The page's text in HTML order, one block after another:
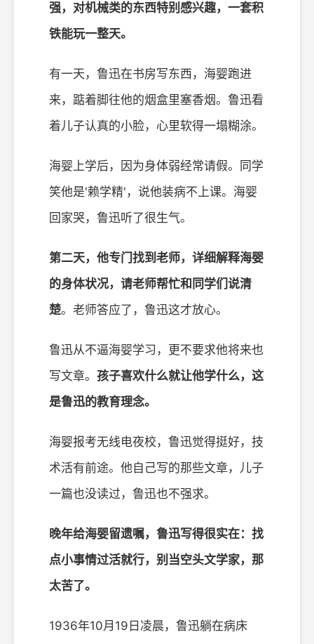
强，对机械类的东西特别感兴趣，一套积
铁能玩一整天。
有一天，鲁迅在书房写东西，海婴跑进
来，踮着脚往他的烟盒里塞香烟。鲁迅看
着儿子认真的小脸，心里软得一塌糊涂。
海婴上学后，因为身体弱经常请假。同学
笑他是'赖学精'，说他装病不上课。海婴
回家哭，鲁迅听了很生气。
第二天，他专门找到老师，详细解释海婴
的身体状况，请老师帮忙和同学们说清
楚。老师答应了，鲁迅这才放心。
鲁迅从不逼海婴学习，更不要求他将来也
写文章。 孩子喜欢什么就让他学什么，这
是鲁迅的教育理念。
海婴报考无线电夜校，鲁迅觉得挺好，技
术活有前途。他自己写的那些文章，儿子
一篇也没读过，鲁迅也不强求。
晚年给海婴留遗嘱，鲁迅写得很实在：找
点小事情过活就行，别当空头文学家，那
太苦了。
1936年10月19日凌晨，鲁迅躺在病床